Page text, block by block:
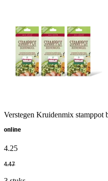
Verstegen Kruidenmix stamppot
online
4.25
4.47